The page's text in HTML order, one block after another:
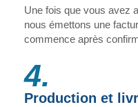
Une fois que vous avez
nous émettons une
commence après
4.
Production et